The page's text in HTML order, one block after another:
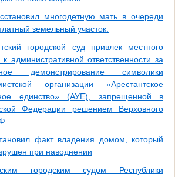
многодетную мать в очереди
земельный участок.
городской суд привлек местного
административной ответственности за
демонстрирование символики
организации «Арестантское
единство» (АУЕ), запрещенной в
Федерации решением Верховного
факт владения домом, который
при наводнении
городским судом Республики